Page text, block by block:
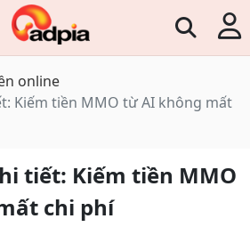
online
Kiếm tiền MMO từ AI không mất
tiết: Kiếm tiền MMO
chi phí